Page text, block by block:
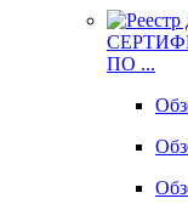
ПО ...